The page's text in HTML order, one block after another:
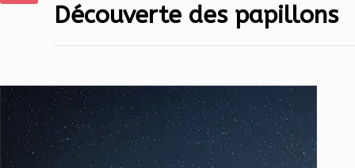
Découverte des papillons